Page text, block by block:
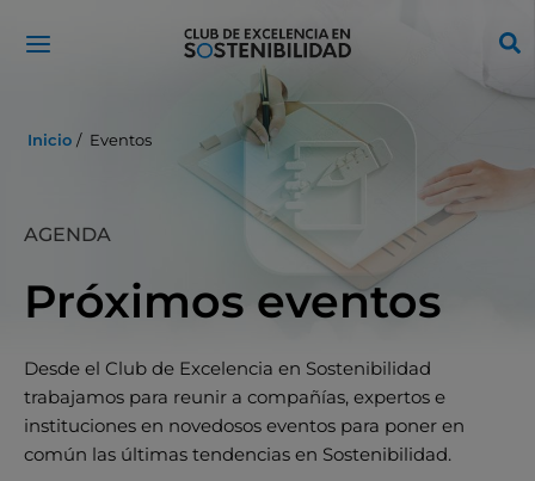
Inicio Eventos
AGENDA
Próximos eventos
Desde el Club de Excelencia en Sostenibilidad
trabajamos para reunir a compañías, expertos e
instituciones en novedosos eventos para poner en
común las últimas tendencias en Sostenibilidad.